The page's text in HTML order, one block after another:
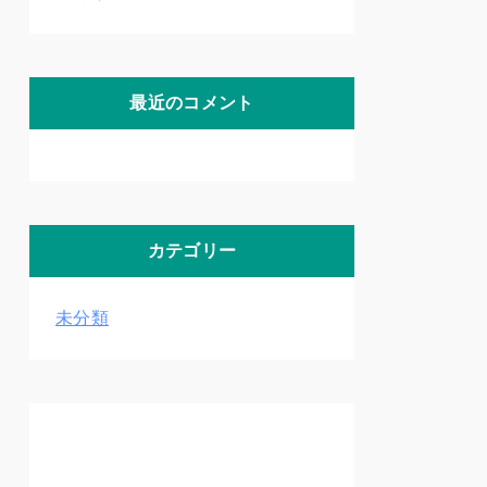
最近のコメント
カテゴリー
未分類